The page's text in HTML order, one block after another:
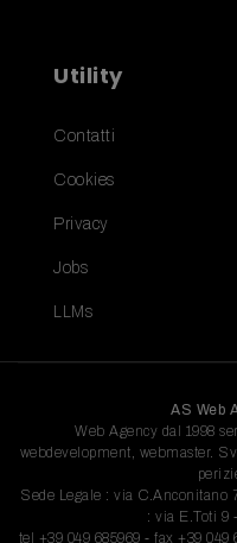
Utility
Contatti
Cookies
Privacy
Jobs
LLMs
AS Web
Web Agency dal 1998
webdevelopment, webmaster.
Sede Legale : via C.Anconitano
: via E.Toti 9
tel +39 049 685969 - fax +39 049